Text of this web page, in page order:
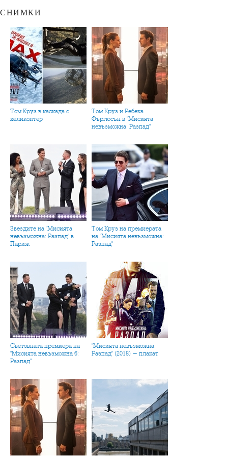
СНИМКИ
Том Круз в каскада с
хеликоптер
Том Круз и Ребека
Фъргюсън в "Мисията
невъзможна: Разпад"
Звездите на "Мисията
невъзможна: Разпад" в
Париж
Том Круз на премиерата
на "Мисията невъзможна:
Разпад"
Световната премиера на
"Мисията невъзможна 6:
Разпад"
"Мисията невъзможна:
Разпад" (2018) - плакат